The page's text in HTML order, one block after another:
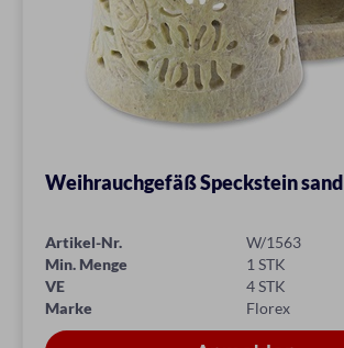
Weihrauchgefäß Speckstein sand
Artikel-Nr.
W/1563
Min. Menge
1 STK
VE
4 STK
Marke
Florex